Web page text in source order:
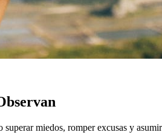
miedos, romper excusas y